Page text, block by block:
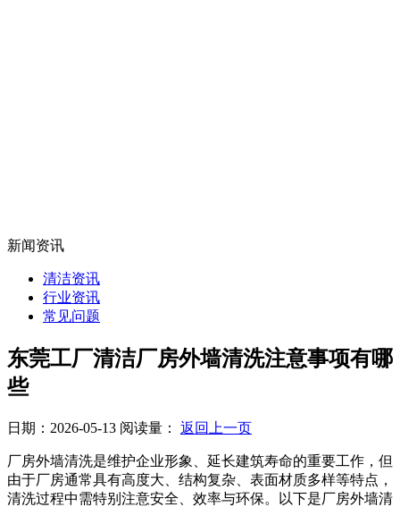
新闻资讯
清洁资讯
行业资讯
常见问题
东莞工厂清洁厂房外墙清洗注意事项有哪
些
日期：2026-05-13 阅读量： 返回上一页
厂房外墙清洗是维护企业形象、延长建筑寿命的重要工作，但
由于厂房通常具有高度大、结构复杂、表面材质多样等特点，
清洗过程中需特别注意安全、效率与环保。以下是厂房外墙清